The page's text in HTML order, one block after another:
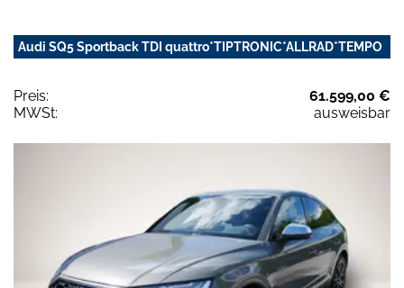
Audi SQ5 Sportback TDI quattro*TIPTRONIC*ALLRAD*TEMPO
Preis:
61.599,00 €
MWSt:
ausweisbar